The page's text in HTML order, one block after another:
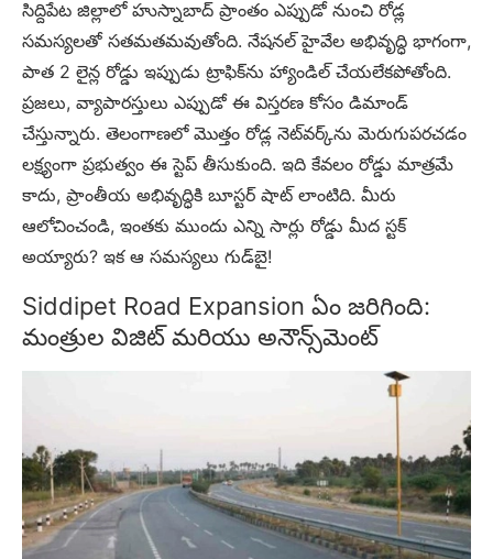
సిద్దిపేట జిల్లాలో హుస్నాబాద్ ప్రాంతం ఎప్పుడో నుంచి రోడ్ల
సమస్యలతో సతమతమవుతోంది. నేషనల్ హైవేల అభివృద్ధి భాగంగా,
పాత 2 లైన్ల రోడ్డు ఇప్పుడు ట్రాఫిక్‌ను హ్యాండిల్ చేయలేకపోతోంది.
ప్రజలు, వ్యాపారస్తులు ఎప్పుడో ఈ విస్తరణ కోసం డిమాండ్
చేస్తున్నారు. తెలంగాణలో మొత్తం రోడ్ల నెట్‌వర్క్‌ను మెరుగుపరచడం
లక్ష్యంగా ప్రభుత్వం ఈ స్టెప్ తీసుకుంది. ఇది కేవలం రోడ్డు మాత్రమే
కాదు, ప్రాంతీయ అభివృద్ధికి బూస్టర్ షాట్ లాంటిది. మీరు
ఆలోచించండి, ఇంతకు ముందు ఎన్ని సార్లు రోడ్డు మీద స్టక్
అయ్యారు? ఇక ఆ సమస్యలు గుడ్‌బై!
Siddipet Road Expansion ఏం జరిగింది:
మంత్రుల విజిట్ మరియు అనౌన్స్‌మెంట్